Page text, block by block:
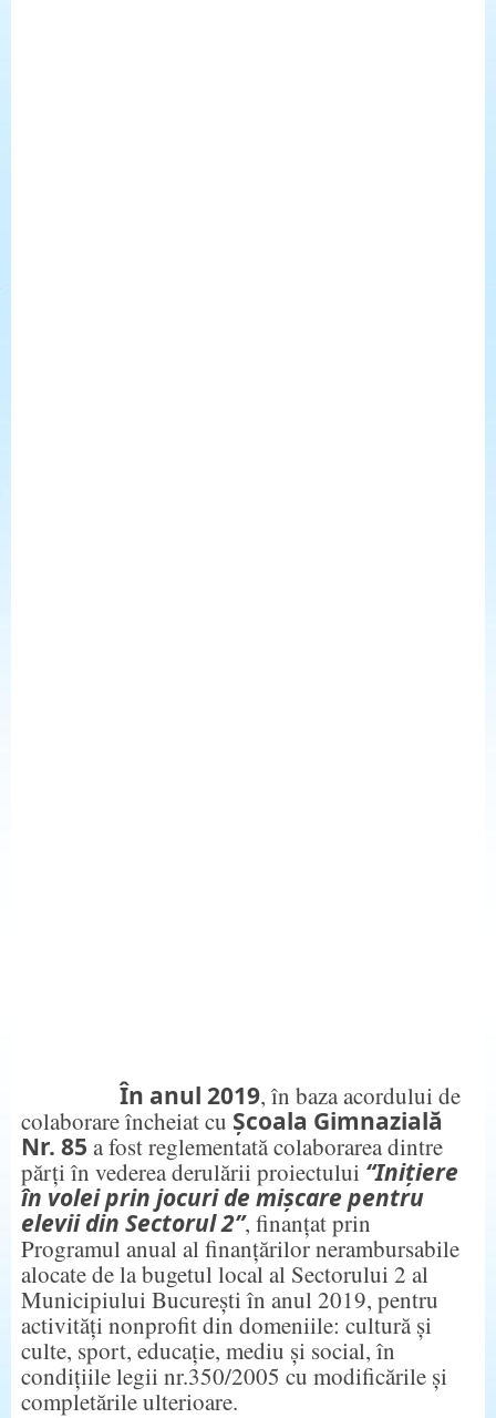
În anul 2019, în baza acordului de
colaborare încheiat cu Școala Gimnazială
Nr. 85 a fost reglementată colaborarea dintre
părți în vederea derulării proiectului “Inițiere
în volei prin jocuri de mișcare pentru
elevii din Sectorul 2”, finanțat prin
Programul anual al finanțărilor nerambursabile
alocate de la bugetul local al Sectorului 2 al
Municipiului București în anul 2019, pentru
activități nonprofit din domeniile: cultură și
culte, sport, educație, mediu și social, în
condițiile legii nr.350/2005 cu modificările și
completările ulterioare.